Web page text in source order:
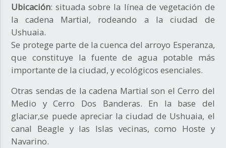
Ubicación: situada sobre la línea de vegetación de
la cadena Martial, rodeando a la ciudad de
Ushuaia.
Se protege parte de la cuenca del arroyo Esperanza,
que constituye la fuente de agua potable más
importante de la ciudad, y ecológicos esenciales.
Otras sendas de la cadena Martial son el Cerro del
Medio y Cerro Dos Banderas. En la base del
glaciar,se puede apreciar la ciudad de Ushuaia, el
canal Beagle y las Islas vecinas, como Hoste y
Navarino.